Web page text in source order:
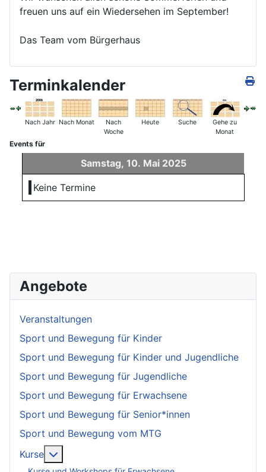
freuen uns auf ein Wiedersehen im September!
Das Team vom Bürgerhaus
Terminkalender
Nach Jahr Nach Monat
Nach
Woche
Heute Suche
Gehe zu
Monat
Events für
Samstag, 10. Mai 2025
Keine Termine
Angebote
Veranstaltungen
Sport und Bewegung für Kinder
Sport und Bewegung für Kinder und Jugendliche
Sport und Bewegung für Jugendliche
Sport und Bewegung für Erwachsene
Sport und Bewegung für Senior*innen
Sport und Bewegung vom MTG
Kurse